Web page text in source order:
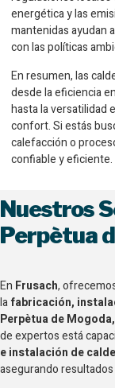
energética y las
mantenidas ayudan
con las políticas
En resumen, las
desde la eficiencia
hasta la versatilidad
confort. Si estás
calefacción o
confiable y eficiente.
Nuestros
Perpètua
En Frusach,
lafabricación,
Perpètua de
de expertos está
e instalación de
asegurando